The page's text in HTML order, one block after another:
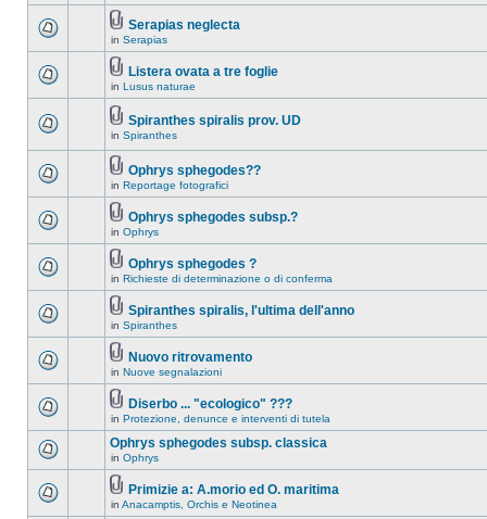
Serapias neglecta
in Serapias
Listera ovata a tre foglie
in Lusus naturae
Spiranthes spiralis prov. UD
in Spiranthes
Ophrys sphegodes??
in Reportage fotografici
Ophrys sphegodes subsp.?
in Ophrys
Ophrys sphegodes ?
in Richieste di determinazione o di conferma
Spiranthes spiralis, l'ultima dell'anno
in Spiranthes
Nuovo ritrovamento
in Nuove segnalazioni
Diserbo ... "ecologico" ???
in Protezione, denunce e interventi di tutela
Ophrys sphegodes subsp. classica
in Ophrys
Primizie a: A.morio ed O. maritima
in Anacamptis, Orchis e Neotinea